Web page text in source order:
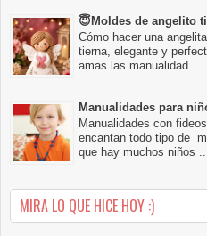
😇Moldes de angelito
Cómo hacer una
tierna, elegante y
amas las manualidad...
Manualidades para
Manualidades con
encantan todo tipo de
que hay muchos niños
MIRA LO QUE HICE HOY :)